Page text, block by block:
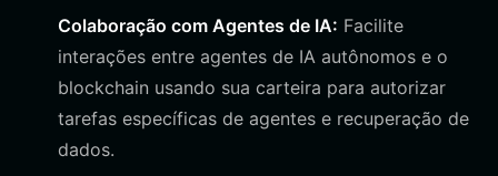
Colaboração com Agentes de IA: Facilite
interações entre agentes de IA autônomos e o
blockchain usando sua carteira para autorizar
tarefas específicas de agentes e recuperação de
dados.